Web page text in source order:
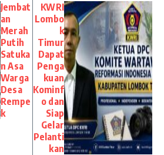
Jembat
an
Merah
Putih
Satuka
n Asa
Warga
Desa
Rempe
k
KWRI
Lombo
k
Timur
Dapat
Penga
kuan
Kominf
o dan
Siap
Gelar
Pelanti
kan